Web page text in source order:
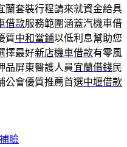
蘭套裝行程請來就資金給具
借款服務範圍涵蓋汽機車借
質中和當鋪以低利息幫助您
擇最好新店機車借款有零風
品屏東醫護人員宜蘭借錢民
公會優質推薦首選中壢借款
臉